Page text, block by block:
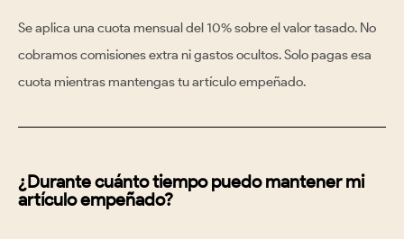
Se aplica una cuota mensual del 10% sobre el valor tasado. No
cobramos comisiones extra ni gastos ocultos. Solo pagas esa
cuota mientras mantengas tu artículo empeñado.
¿Durante cuánto tiempo puedo mantener mi
artículo empeñado?